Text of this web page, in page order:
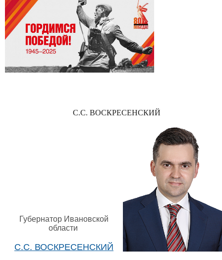
С.С. ВОСКРЕСЕНСКИЙ
Губернатор Ивановской
области
С.С. ВОСКРЕСЕНСКИЙ